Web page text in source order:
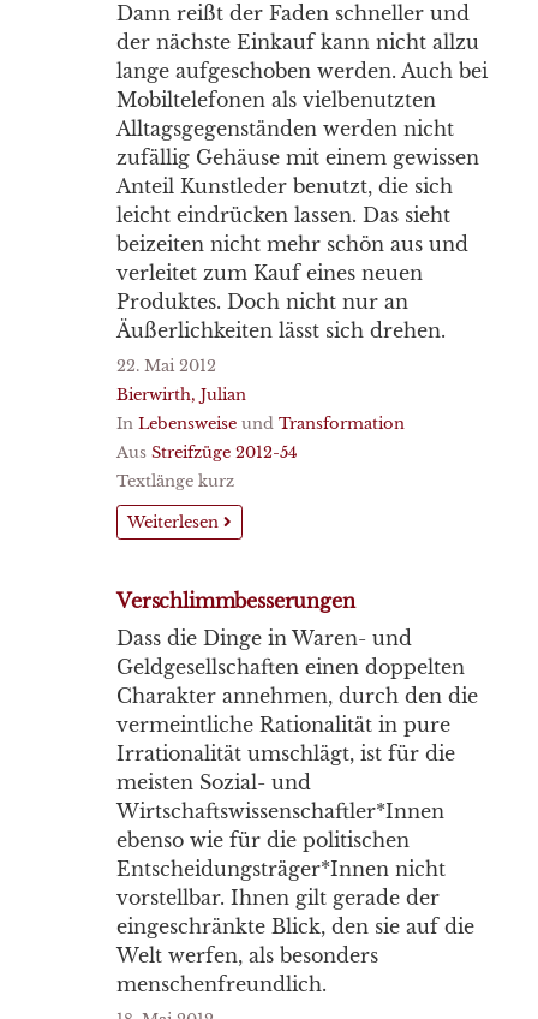
Dann reißt der Faden schneller und
der nächste Einkauf kann nicht allzu
lange aufgeschoben werden. Auch bei
Mobiltelefonen als vielbenutzten
Alltagsgegenständen werden nicht
zufällig Gehäuse mit einem gewissen
Anteil Kunstleder benutzt, die sich
leicht eindrücken lassen. Das sieht
beizeiten nicht mehr schön aus und
verleitet zum Kauf eines neuen
Produktes. Doch nicht nur an
Äußerlichkeiten lässt sich drehen.
22. Mai 2012
Bierwirth, Julian
In Lebensweise und Transformation
Aus Streifzüge 2012-54
Textlänge kurz
Weiterlesen
Verschlimmbesserungen
Dass die Dinge in Waren- und
Geldgesellschaften einen doppelten
Charakter annehmen, durch den die
vermeintliche Rationalität in pure
Irrationalität umschlägt, ist für die
meisten Sozial- und
Wirtschaftswissenschaftler*Innen
ebenso wie für die politischen
Entscheidungsträger*Innen nicht
vorstellbar. Ihnen gilt gerade der
eingeschränkte Blick, den sie auf die
Welt werfen, als besonders
menschenfreundlich.